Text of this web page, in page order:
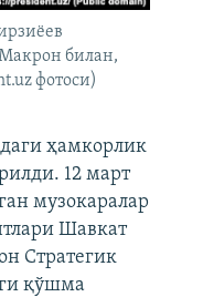
билан,
фотоси)
ҳамкорлик
12 март
музокаралар
Шавкат
Стратегик
қўшма